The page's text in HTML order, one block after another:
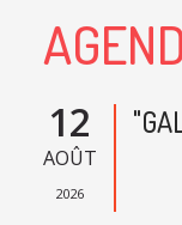
12
AOÛT
2026